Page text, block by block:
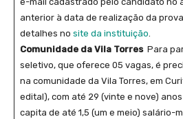
anterior à data de realização da
detalhes no site da instituição.
Comunidade da Vila Torres Para
seletivo, que oferece 05 vagas, é
na comunidade da Vila Torres, em
edital), com até 29 (vinte e nove)
capita de até 1,5 (um e meio) salário-